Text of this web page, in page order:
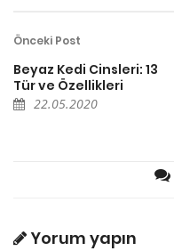
Önceki Post
Beyaz Kedi Cinsleri: 13
Tür ve Özellikleri
22.05.2020
Yorum yapın